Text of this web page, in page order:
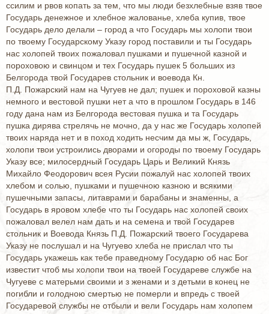
ссилим и рвов копать за тем, что мы люди безхлебные взяв твое
Государь денежное и хлебное жалованье, хлеба купив, твое
Государь дело делали – город а что Государь мы холопи твои
по твоему Государскому Указу город поставили и ты Государь
нас холопей твоих пожаловал пушками и пушечной казной и
пороховою и свинцом и тех Государь пушек 5 больших из
Белгорода твой Государев стольник и воевода Кн.
П.Д. Пожарский нам на Чугуев не дал; пушек и пороховой казны
немного и вестовой пушки нет а что в прошлом Государь в 146
году дана нам из Белгорода вестовая пушка и та Государь
пушка дирява стрелячь не мочно, да у нас же Государь холопей
твоих наряда нет и в поход ходить несчим да мы ж, Государь,
холопи твои устроились дворами и огороды по твоему Государь
Указу все; милосердный Государь Царь и Великий Князь
Михайло Феодорович всея Русии пожалуй нас холопей твоих
хлебом и солью, пушками и пушечною казною и всякими
пушечными запасы, литаврами и барабаны и знаменны, а
Государь в яровом хлебе что ты Государь нас холопей своих
пожаловал велел нам дать и на семена и твой Государев
стольник и Воевода Князь П.Д. Пожарский твоего Государева
Указу не послушал и на Чугуево хлеба не прислал что ты
Государь укажешь как тебе праведному Государю об нас Бог
известит чтоб мы холопи твои на твоей Государеве службе на
Чугуеве с матерьми своими и з женами и з детьми в конец не
погибли и голодною смертью не померли и впредь с твоей
Государевой службы не отбыли и вели Государь нам холопем